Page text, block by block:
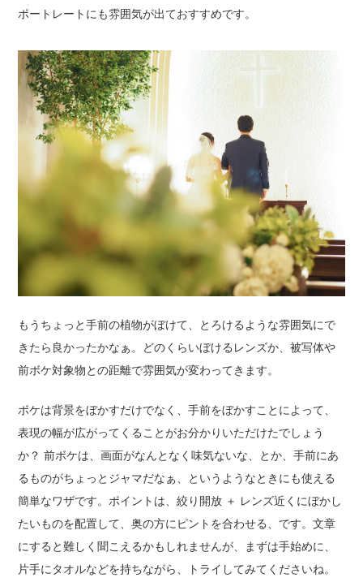
ポートレートにも雰囲気が出ておすすめです。
もうちょっと手前の植物がぼけて、とろけるような雰囲気にで
きたら良かったかなぁ。どのくらいぼけるレンズか、被写体や
前ボケ対象物との距離で雰囲気が変わってきます。
ボケは背景をぼかすだけでなく、手前をぼかすことによって、
表現の幅が広がってくることがお分かりいただけたでしょう
か？ 前ボケは、画面がなんとなく味気ないな、とか、手前にあ
るものがちょっとジャマだなぁ、というようなときにも使える
簡単なワザです。ポイントは、絞り開放 ＋ レンズ近くにぼかし
たいものを配置して、奥の方にピントを合わせる、です。文章
にすると難しく聞こえるかもしれませんが、まずは手始めに、
片手にタオルなどを持ちながら、トライしてみてくださいね。